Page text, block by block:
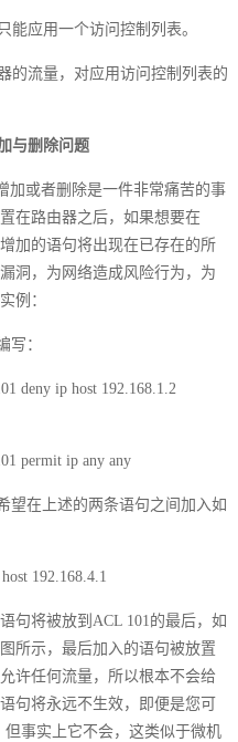
能应用一个访问控制列表。
的流量，对应用访问控制列表的
与删除问题
加或者删除是一件非常痛苦的事
在路由器之后，如果想要在
加的语句将出现在已存在的所
洞，为网络造成风险行为，为
例：
写：
deny ip host 192.168.1.2
permit ip any any
望在上述的两条语句之间加入如
192.168.4.1
句将被放到ACL 101的最后，如
所示，最后加入的语句被放置
许任何流量，所以根本不会给
句将永远不生效，即便是您可
但事实上它不会，这类似于微机